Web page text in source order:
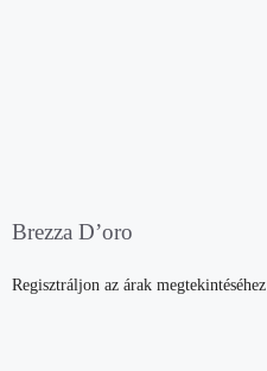
Brezza D’oro
Regisztráljon az árak megtekintéséhez